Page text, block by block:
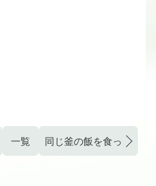
一覧 同じ釜の飯を食った仲間